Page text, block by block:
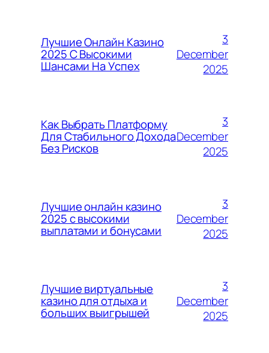
Лучшие Онлайн Казино
2025 С Высокими
Шансами На Успех
3
December
2025
Как Выбрать Платформу
Для Стабильного Дохода
Без Рисков
3
December
2025
Лучшие онлайн казино
2025 с высокими
выплатами и бонусами
3
December
2025
Лучшие виртуальные
казино для отдыха и
больших выигрышей
3
December
2025